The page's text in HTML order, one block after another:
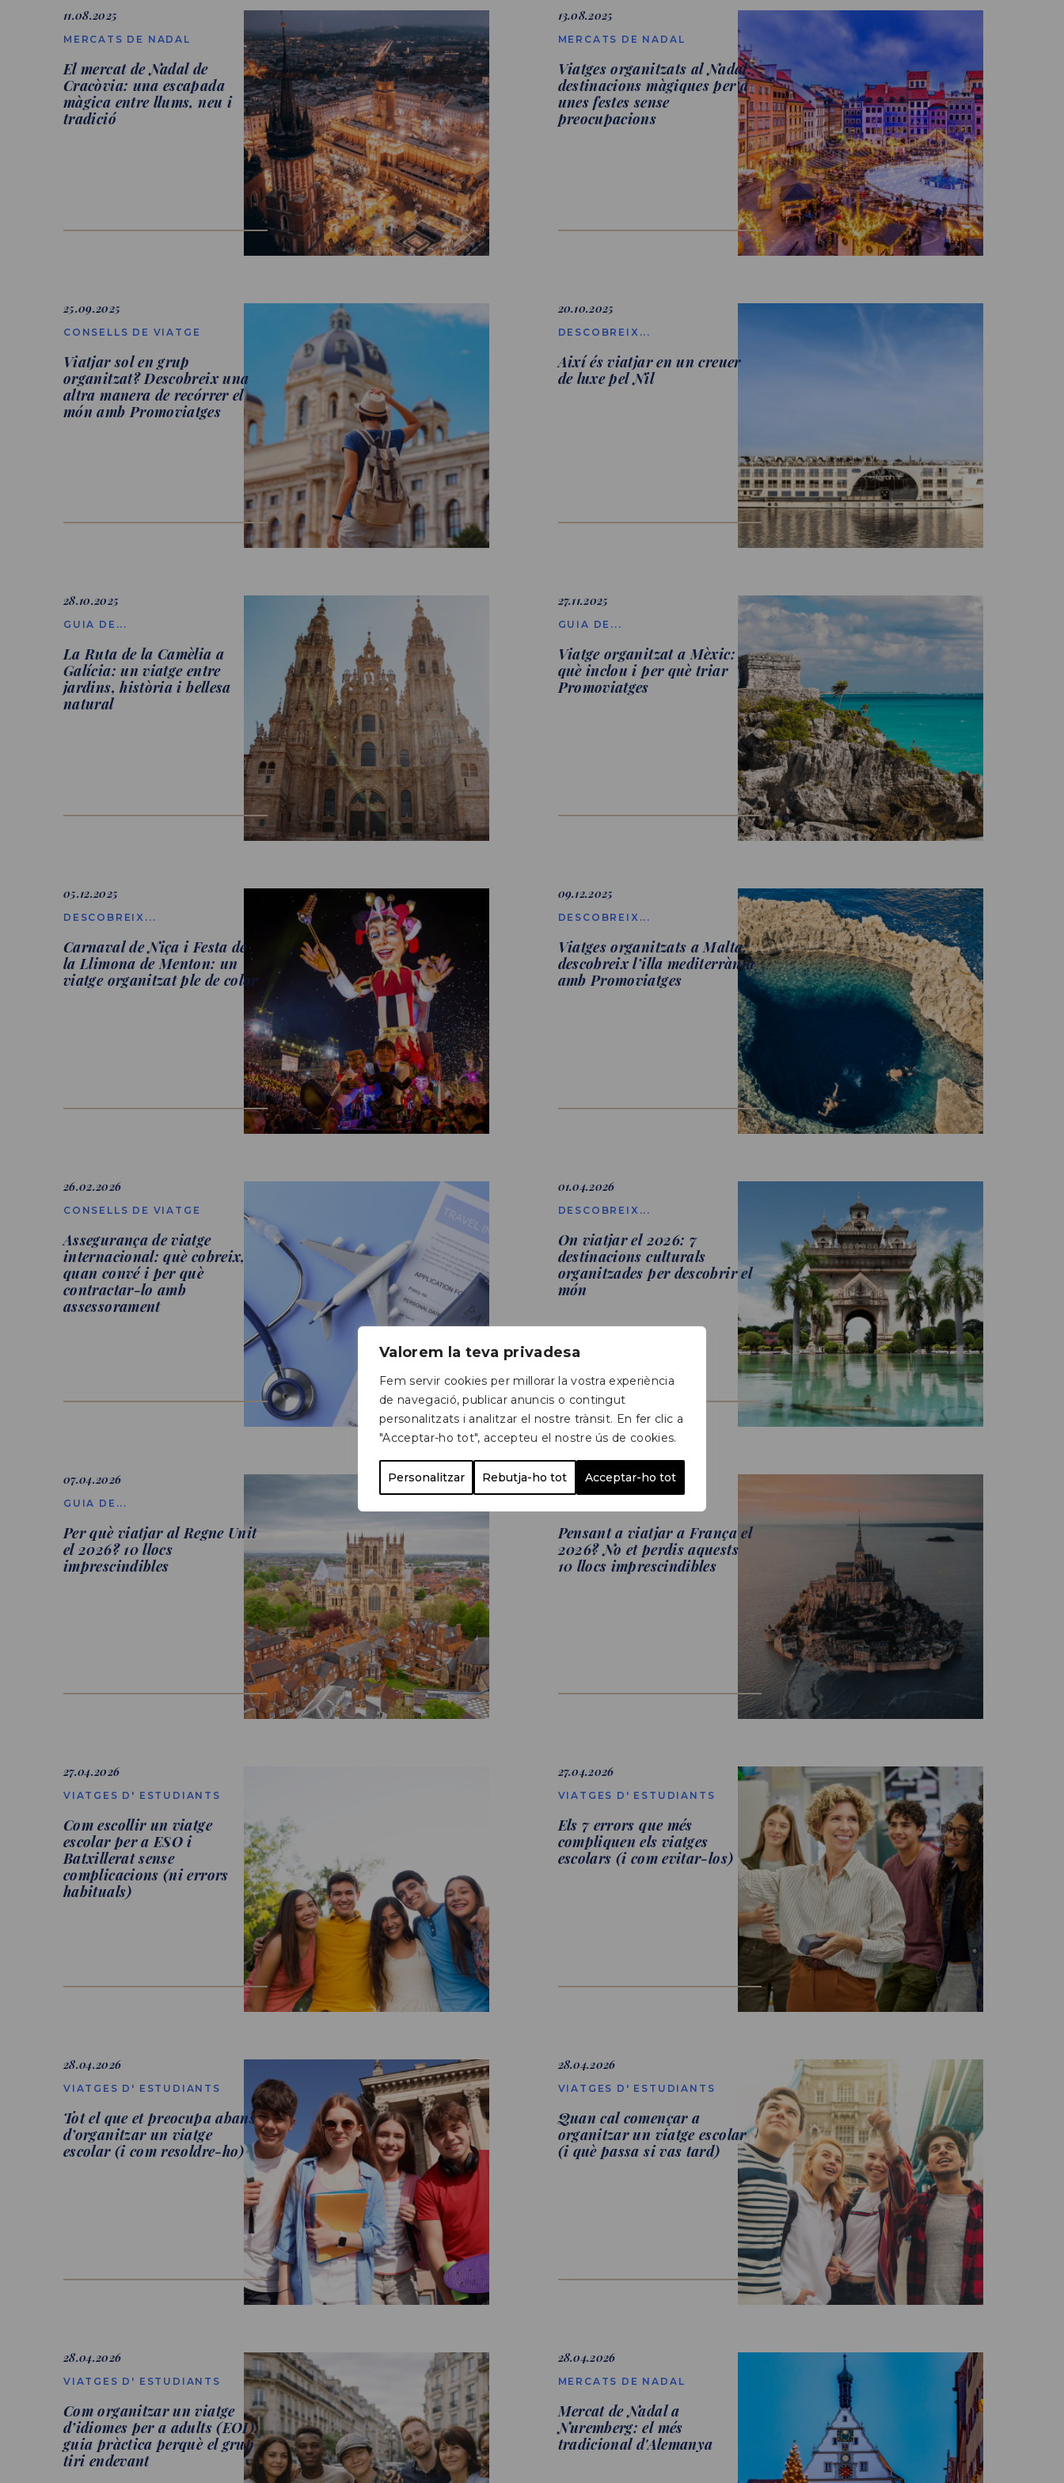
Valorem la teva privadesa
Fem servir cookies per millorar la vostra experiència
de navegació, publicar anuncis o contingut
personalitzats i analitzar el nostre trànsit. En fer clic a
"Acceptar-ho tot", accepteu el nostre ús de cookies.
Personalitzar Rebutja-ho tot Acceptar-ho tot
11.08.2025
MERCATS DE NADAL
El mercat de Nadal de
Cracòvia: una escapada
màgica entre llums, neu i
tradició
13.08.2025
MERCATS DE NADAL
Viatges organitzats al Nadal:
destinacions màgiques per a
unes festes sense
preocupacions
25.09.2025
CONSELLS DE VIATGE
Viatjar sol en grup
organitzat? Descobreix una
altra manera de recórrer el
món amb Promoviatges
20.10.2025
DESCOBREIX...
Així és viatjar en un creuer
de luxe pel Nil
28.10.2025
GUIA DE...
La Ruta de la Camèlia a
Galícia: un viatge entre
jardins, història i bellesa
natural
27.11.2025
GUIA DE...
Viatge organitzat a Mèxic:
què inclou i per què triar
Promoviatges
05.12.2025
DESCOBREIX...
Carnaval de Niça i Festa de
la Llimona de Menton: un
viatge organitzat ple de color
09.12.2025
DESCOBREIX...
Viatges organitzats a Malta:
descobreix l’illa mediterrània
amb Promoviatges
26.02.2026
CONSELLS DE VIATGE
Assegurança de viatge
internacional: què cobreix,
quan convé i per què
contractar-lo amb
assessorament
01.04.2026
DESCOBREIX...
On viatjar el 2026: 7
destinacions culturals
organitzades per descobrir el
món
07.04.2026
GUIA DE...
Per què viatjar al Regne Unit
el 2026? 10 llocs
imprescindibles
14.04.2026
Pensant a viatjar a França el
2026? No et perdis aquests
10 llocs imprescindibles
27.04.2026
VIATGES D' ESTUDIANTS
Com escollir un viatge
escolar per a ESO i
Batxillerat sense
complicacions (ni errors
habituals)
27.04.2026
VIATGES D' ESTUDIANTS
Els 7 errors que més
compliquen els viatges
escolars (i com evitar-los)
28.04.2026
VIATGES D' ESTUDIANTS
Tot el que et preocupa abans
d’organitzar un viatge
escolar (i com resoldre-ho)
28.04.2026
VIATGES D' ESTUDIANTS
Quan cal començar a
organitzar un viatge escolar
(i què passa si vas tard)
28.04.2026
VIATGES D' ESTUDIANTS
Com organitzar un viatge
d’idiomes per a adults (EOI):
guia pràctica perquè el grup
tiri endevant
28.04.2026
MERCATS DE NADAL
Mercat de Nadal a
Nuremberg: el més
tradicional d'Alemanya